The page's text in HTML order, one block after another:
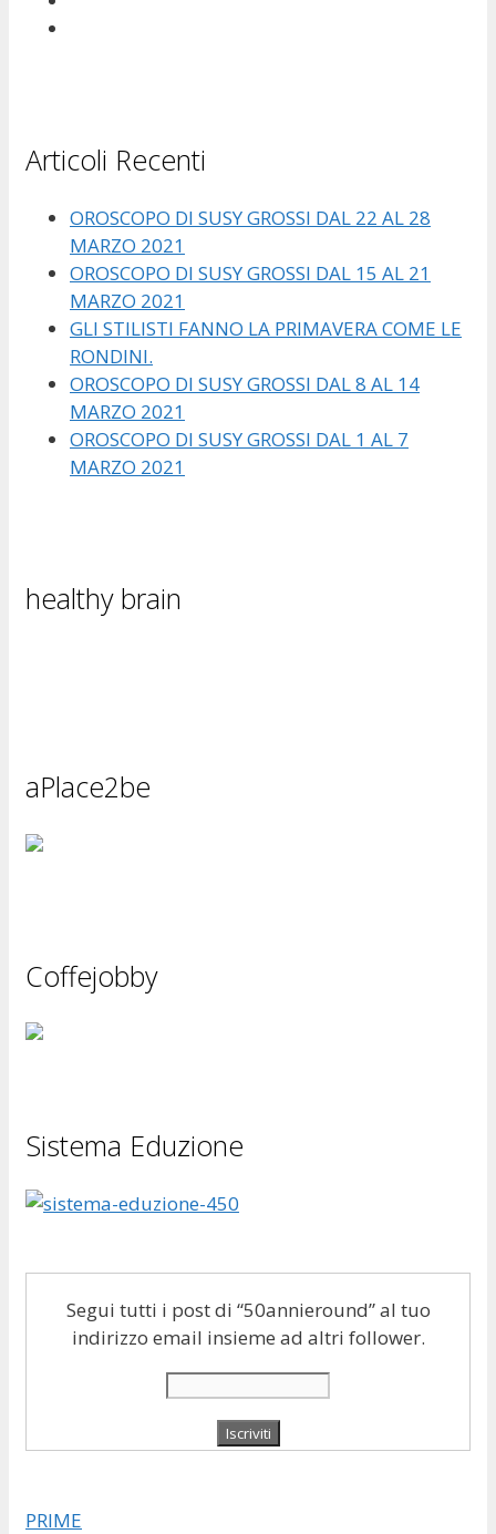
Articoli Recenti
OROSCOPO DI SUSY GROSSI DAL 22 AL 28
MARZO 2021
OROSCOPO DI SUSY GROSSI DAL 15 AL 21
MARZO 2021
GLI STILISTI FANNO LA PRIMAVERA COME LE
RONDINI.
OROSCOPO DI SUSY GROSSI DAL 8 AL 14
MARZO 2021
OROSCOPO DI SUSY GROSSI DAL 1 AL 7
MARZO 2021
healthy brain
aPlace2be
Coffejobby
Sistema Eduzione
Segui tutti i post di “50annieround” al tuo
indirizzo email insieme ad altri follower.
PRIME